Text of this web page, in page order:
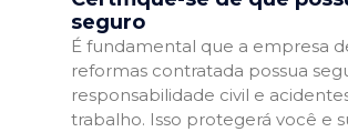
seguro
É fundamental que a empresa
reformas contratada possua
responsabilidade civil e
trabalho. Isso protegerá você e